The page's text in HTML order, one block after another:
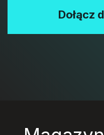
Dołącz